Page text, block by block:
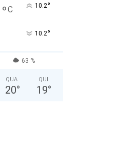
°C 10.2°
10.2°
63 %
QUA
20°
QUI
19°